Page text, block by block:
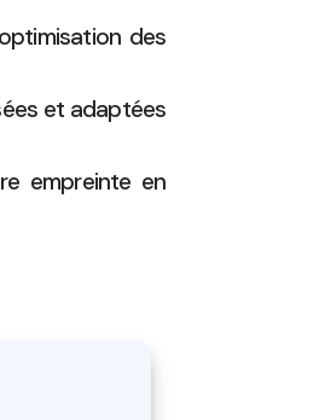
des
et adaptées
empreinte en